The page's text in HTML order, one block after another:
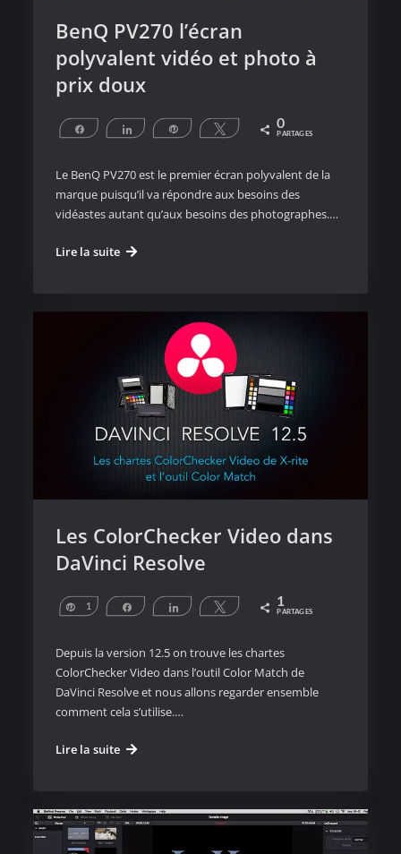
BenQ PV270 l’écran
polyvalent vidéo et photo à
prix doux
Partagez Partagez Épingle Tweetez 0
PARTAGES
Le BenQ PV270 est le premier écran polyvalent de la
marque puisqu’il va répondre aux besoins des
vidéastes autant qu’aux besoins des photographes.…
Lire la suiteBenQ
polyvalent
photo
à
prix
doux
Les ColorChecker Video dans
DaVinci Resolve
Épingle
1 Partagez Partagez Tweetez 1
PARTAGES
Depuis la version 12.5 on trouve les chartes
ColorChecker Video dans l’outil Color Match de
DaVinci Resolve et nous allons regarder ensemble
comment cela s’utilise.…
Lire la suiteLes
dans
DaVinci